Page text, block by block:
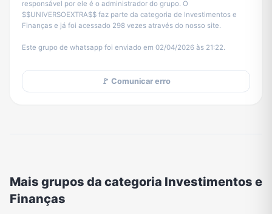
responsável por ele é o administrador do grupo. O
$$UNIVERSOEXTRA$$ faz parte da categoria de Investimentos e
Finanças e já foi acessado 298 vezes através do nosso site.
Este grupo de whatsapp foi enviado em 02/04/2026 às 21:22.
🚩 Comunicar erro
Mais grupos da categoria Investimentos e
Finanças